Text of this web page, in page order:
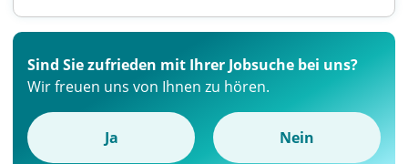
Sind Sie zufrieden mit Ihrer Jobsuche bei uns?
Wir freuen uns von Ihnen zu hören.
Ja Nein